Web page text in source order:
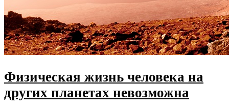
Физическая жизнь человека на
других планетах невозможна